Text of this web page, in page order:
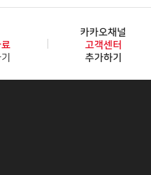
카카오채널
고객센터
추가하기